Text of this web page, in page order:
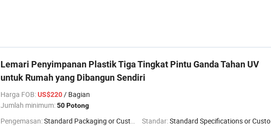
Lemari Penyimpanan Plastik Tiga Tingkat Pintu Ganda Tahan UV
untuk Rumah yang Dibangun Sendiri
Harga FOB:US$220/ Bagian
Jumlah minimum:50 Potong
Pengemasan:Standard Packaging or Customized Standar:Standard Specifications or Customized